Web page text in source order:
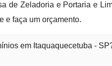
de Zeladoria e Portaria e
e faça um orçamento.
em Itaquaquecetuba -